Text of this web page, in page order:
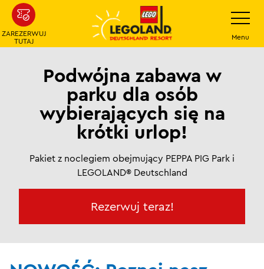
Przejdź
głównej
treści
ZAREZERWUJ
TUTAJ
Przełącz
nawigację
Menu
Podwójna zabawa w
parku dla osób
wybierających się na
krótki urlop!
Pakiet z noclegiem obejmujący PEPPA PIG Park i
LEGOLAND® Deutschland
Rezerwuj teraz!